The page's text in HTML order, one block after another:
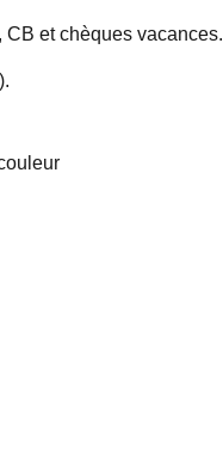
et chèques vacances.